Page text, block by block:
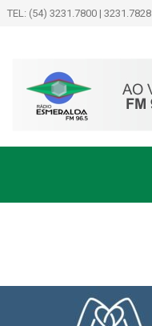
TEL: (54) 3231.7800 |